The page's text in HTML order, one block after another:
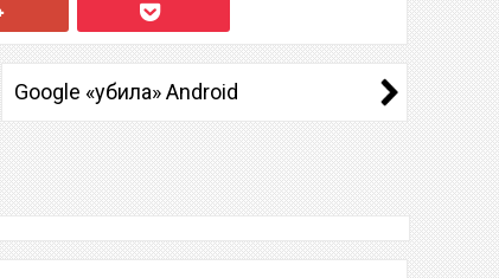
Google «убила» Android